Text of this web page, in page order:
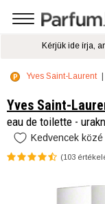
Yves Saint-Laurent
Yves Saint-
eau de toilette -
Kedvencek közé
(103